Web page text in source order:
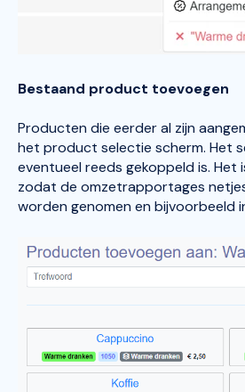
Bestaand product toevoegen
Producten die eerder al zijn
het product selectie scherm. Het
eventueel reeds gekoppeld is.
zodat de omzetrapportages
worden genomen en bijvoorbeeld